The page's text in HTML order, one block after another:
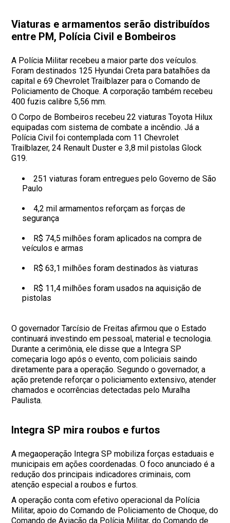
Viaturas e armamentos serão distribuídos
entre PM, Polícia Civil e Bombeiros
A Polícia Militar recebeu a maior parte dos veículos.
Foram destinados 125 Hyundai Creta para batalhões da
capital e 69 Chevrolet Trailblazer para o Comando de
Policiamento de Choque. A corporação também recebeu
400 fuzis calibre 5,56 mm.
O Corpo de Bombeiros recebeu 22 viaturas Toyota Hilux
equipadas com sistema de combate a incêndio. Já a
Polícia Civil foi contemplada com 11 Chevrolet
Trailblazer, 24 Renault Duster e 3,8 mil pistolas Glock
G19.
251 viaturas foram entregues pelo Governo de São
Paulo
4,2 mil armamentos reforçam as forças de
segurança
R$ 74,5 milhões foram aplicados na compra de
veículos e armas
R$ 63,1 milhões foram destinados às viaturas
R$ 11,4 milhões foram usados na aquisição de
pistolas
O governador Tarcísio de Freitas afirmou que o Estado
continuará investindo em pessoal, material e tecnologia.
Durante a cerimônia, ele disse que a Integra SP
começaria logo após o evento, com policiais saindo
diretamente para a operação. Segundo o governador, a
ação pretende reforçar o policiamento extensivo, atender
chamados e ocorrências detectadas pelo Muralha
Paulista.
Integra SP mira roubos e furtos
A megaoperação Integra SP mobiliza forças estaduais e
municipais em ações coordenadas. O foco anunciado é a
redução dos principais indicadores criminais, com
atenção especial a roubos e furtos.
A operação conta com efetivo operacional da Polícia
Militar, apoio do Comando de Policiamento de Choque, do
Comando de Aviação da Polícia Militar, do Comando de